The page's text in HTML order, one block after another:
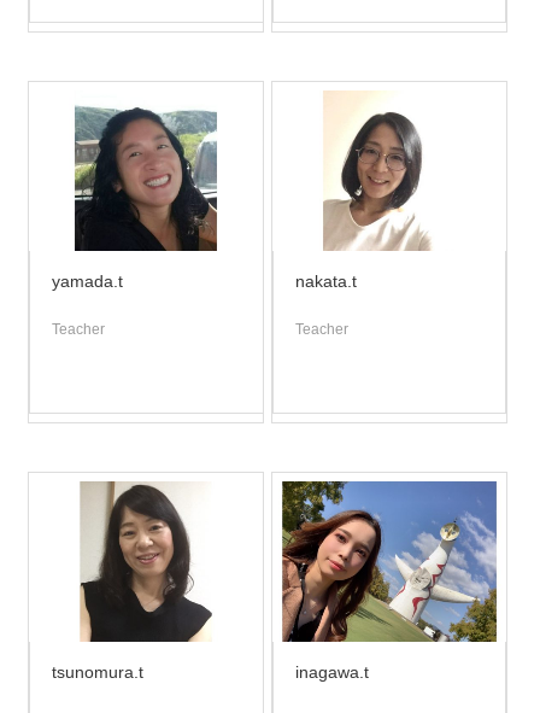
yamada.t
Teacher
nakata.t
Teacher
tsunomura.t inagawa.t